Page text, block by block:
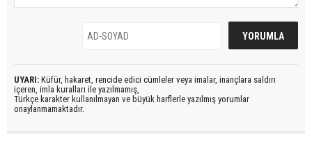
UYARI: Küfür, hakaret, rencide edici cümleler veya imalar, inançlara saldırı
içeren, imla kuralları ile yazılmamış,
Türkçe karakter kullanılmayan ve büyük harflerle yazılmış yorumlar
onaylanmamaktadır.